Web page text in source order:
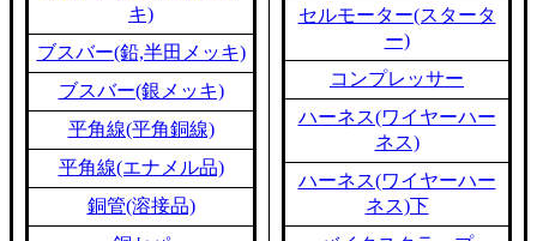
キ)
ブスバー(鉛,半田メッキ)
ブスバー(銀メッキ)
平角線(平角銅線)
平角線(エナメル品)
銅管(溶接品)
セルモーター(スタータ
ー)
コンプレッサー
ハーネス(ワイヤーハー
ネス)
ハーネス(ワイヤーハー
ネス)下